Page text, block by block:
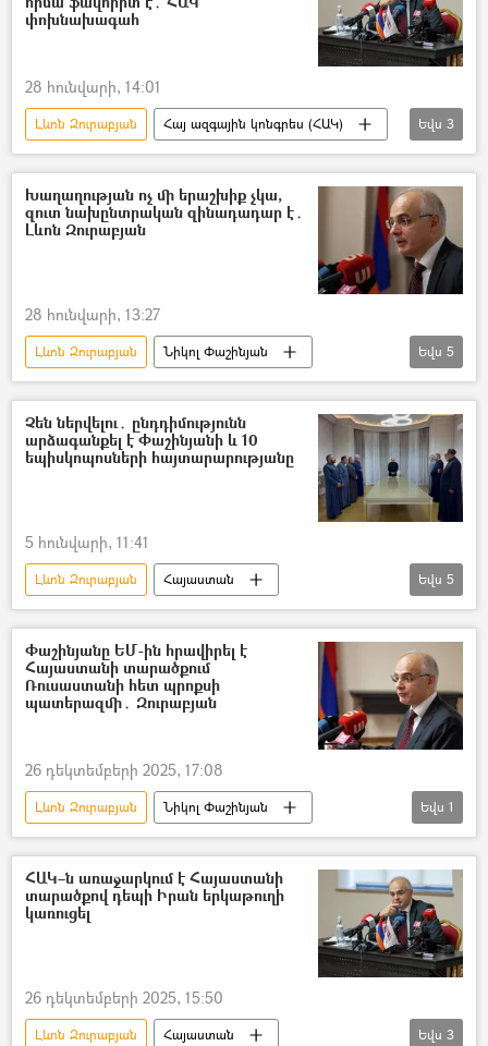
փոխնախագահ
28 հունվարի, 14:01
Լևոն Զուրաբյան
Հայ ազգային կոնգրես (ՀԱԿ)
Ազգային ժողովի ընտրություններ
Սամվել Կարապետյան
«Մեր ձևով» շարժում
Եվս 3
Խաղաղության ոչ մի երաշխիք չկա,
զուտ նախընտրական զինադադար է․
Լևոն Զուրաբյան
28 հունվարի, 13:27
Լևոն Զուրաբյան
Նիկոլ Փաշինյան
Հայաստան
Ադրբեջան
Խաղաղության պայմանագիր
Եռաբլուր պանթեոն
Բանակ
Եվս 5
Չեն ներվելու․ ընդդիմությունն
արձագանքել է Փաշինյանի և 10
եպիսկոպոսների հայտարարությանը
5 հունվարի, 11:41
Լևոն Զուրաբյան
Հայաստան
Նիկոլ Փաշինյան
Եկեղեցի
Արթուր Վանեցյան
Տիգրան Աբրահամյան
Էլինար Վարդանյան
Եվս 5
Փաշինյանը ԵՄ-ին հրավիրել է
Հայաստանի տարածքում
Ռուսաստանի հետ պրոքսի
պատերազմի․ Զուրաբյան
26 դեկտեմբերի 2025, 17:08
Լևոն Զուրաբյան
Նիկոլ Փաշինյան
Հիբրիդային պատերազմ
Եվս 1
ՀԱԿ–ն առաջարկում է Հայաստանի
տարածքով դեպի Իրան երկաթուղի
կառուցել
26 դեկտեմբերի 2025, 15:50
Լևոն Զուրաբյան
Հայաստան
Եվս 3